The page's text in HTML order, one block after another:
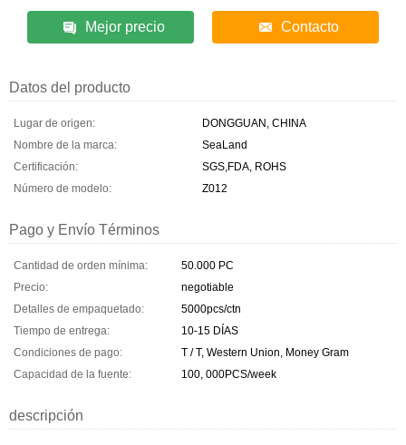
Mejor precio Contacto
Datos del producto
Lugar de origen:
DONGGUAN, CHINA
Nombre de la marca:
SeaLand
Certificación:
SGS,FDA, ROHS
Número de modelo:
Z012
Pago y Envío Términos
Cantidad de orden mínima:
50.000 PC
Precio:
negotiable
Detalles de empaquetado:
5000pcs/ctn
Tiempo de entrega:
10-15 DÍAS
Condiciones de pago:
T / T, Western Union, Money Gram
Capacidad de la fuente:
100, 000PCS/week
descripción